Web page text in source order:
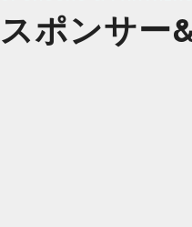
スポンサー